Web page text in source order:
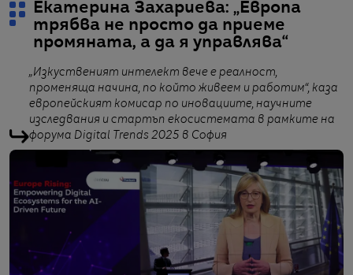
Екатерина Захариева: „Европа
трябва не просто да приеме
промяната, а да я управлява“
„Изкуственият интелект вече е реалност,
променяща начина, по който живеем и работим“, каза
европейският комисар по иновациите, научните
изследвания и стартъп екосистемата в рамките на
форума Digital Trends 2025 в София